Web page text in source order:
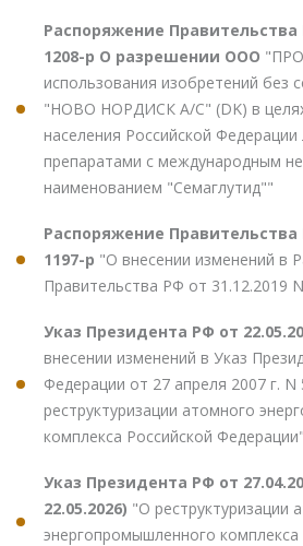
Распоряжение Правительства
1208-р О разрешении ООО
использования изобретений без
"НОВО НОРДИСК А/С" (DK) в
населения Российской
препаратами с международным
наименованием "Семаглутид""
Распоряжение Правительства
1197-р "О внесении изменений в
Правительства РФ от 31.12.2019
Указ Президента РФ от
внесении изменений в Указ
Федерации от 27 апреля 2007 г.
реструктуризации атомного
комплекса Российской Федерации"
Указ Президента РФ от
22.05.2026) "О реструктуризации
энергопромышленного комплекса